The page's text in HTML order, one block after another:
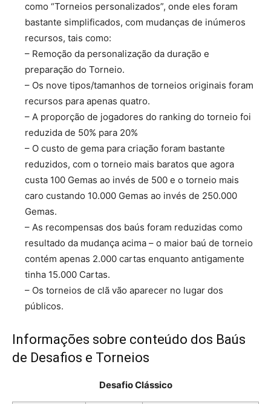
como “Torneios personalizados”, onde eles foram
bastante simplificados, com mudanças de inúmeros
recursos, tais como:
– Remoção da personalização da duração e
preparação do Torneio.
– Os nove tipos/tamanhos de torneios originais foram
recursos para apenas quatro.
– A proporção de jogadores do ranking do torneio foi
reduzida de 50% para 20%
– O custo de gema para criação foram bastante
reduzidos, com o torneio mais baratos que agora
custa 100 Gemas ao invés de 500 e o torneio mais
caro custando 10.000 Gemas ao invés de 250.000
Gemas.
– As recompensas dos baús foram reduzidas como
resultado da mudança acima – o maior baú de torneio
contém apenas 2.000 cartas enquanto antigamente
tinha 15.000 Cartas.
– Os torneios de clã vão aparecer no lugar dos
públicos.
Informações sobre conteúdo dos Baús
de Desafios e Torneios
Desafio Clássico